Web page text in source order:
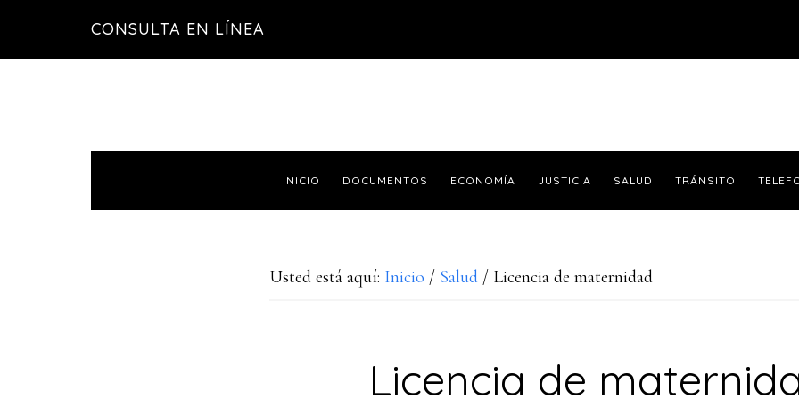
CONSULTA EN LÍNEA
INICIO DOCUMENTOS ECONOMÍA JUSTICIA SALUD TRÁNSITO
Usted está aquí: Inicio / Salud / Licencia de maternidad
Licencia de